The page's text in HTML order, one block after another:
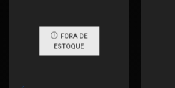
FORA DE
ESTOQUE